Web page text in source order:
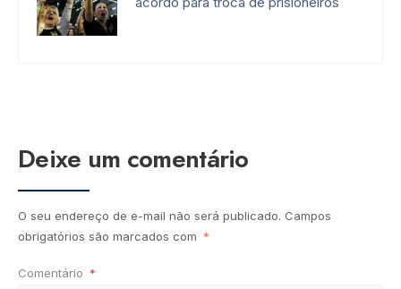
Deixe um comentário
O seu endereço de e-mail não será publicado. Campos
obrigatórios são marcados com *
Comentário *